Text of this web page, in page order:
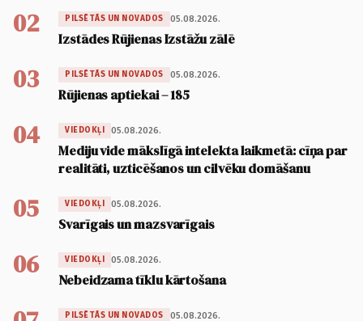
02 PILSĒTĀS UN NOVADOS 05.08.2026.
Izstādes Rūjienas Izstāžu zālē
03 PILSĒTĀS UN NOVADOS 05.08.2026.
Rūjienas aptiekai – 185
04 VIEDOKĻI 05.08.2026.
Mediju vide mākslīgā intelekta laikmetā: cīņa par
realitāti, uzticēšanos un cilvēku domāšanu
05 VIEDOKĻI 05.08.2026.
Svarīgais un mazsvarīgais
06 VIEDOKĻI 05.08.2026.
Nebeidzama tīklu kārtošana
PILSĒTĀS UN NOVADOS 05.08.2026.